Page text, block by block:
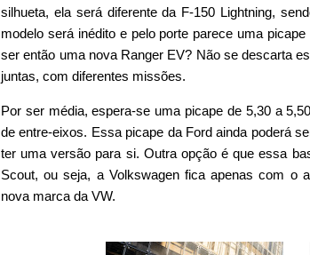
silhueta, ela será diferente da F-150 Lightning,
modelo será inédito e pelo porte parece uma
ser então uma nova Ranger EV? Não se descarta
juntas, com diferentes missões.
Por ser média, espera-se uma picape de 5,30 a
de entre-eixos. Essa picape da Ford ainda poderá
ter uma versão para si. Outra opção é que essa
Scout, ou seja, a Volkswagen fica apenas com o
nova marca da VW.